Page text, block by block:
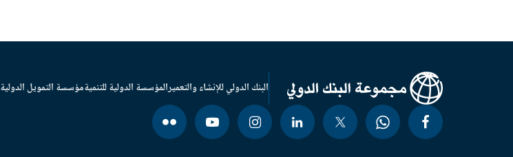
البنك الدولي للإنشاء والتعميرالمؤسسة الدولية للتنميةمؤسسة التمويل الدولية